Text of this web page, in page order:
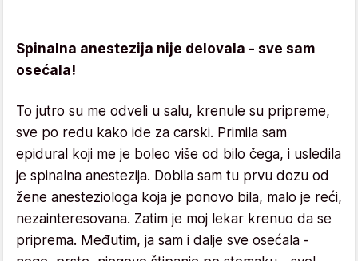
Spinalna anestezija nije delovala - sve sam
osećala!
To jutro su me odveli u salu, krenule su pripreme,
sve po redu kako ide za carski. Primila sam
epidural koji me je boleo više od bilo čega, i usledila
je spinalna anestezija. Dobila sam tu prvu dozu od
žene anesteziologa koja je ponovo bila, malo je reći,
nezainteresovana. Zatim je moj lekar krenuo da se
priprema. Međutim, ja sam i dalje sve osećala -